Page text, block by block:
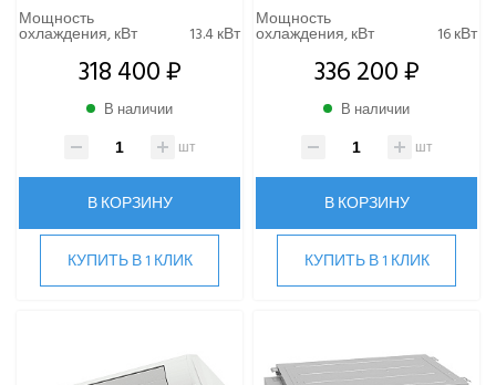
Мощность
охлаждения, кВт 13.4 кВт
318 400 ₽
В наличии
шт
В КОРЗИНУ
КУПИТЬ В 1 КЛИК
Мощность
охлаждения, кВт 16 кВт
336 200 ₽
В наличии
шт
В КОРЗИНУ
КУПИТЬ В 1 КЛИК